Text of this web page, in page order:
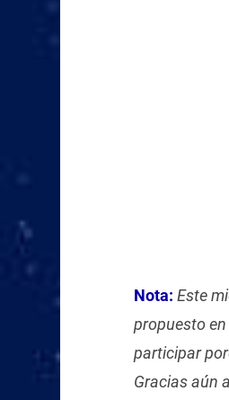
Nota: Este
propuesto en
participar
Gracias aún